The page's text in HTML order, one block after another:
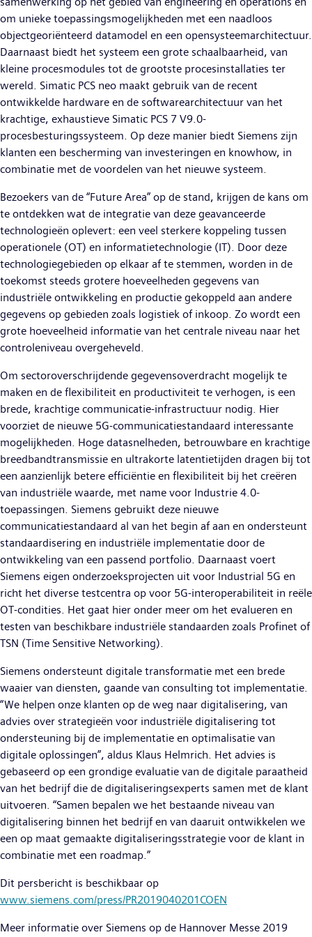
om unieke toepassingsmogelijkheden met een naadloos
objectgeoriënteerd datamodel en een opensysteemarchitectuur.
Daarnaast biedt het systeem een grote schaalbaarheid, van
kleine procesmodules tot de grootste procesinstallaties ter
wereld. Simatic PCS neo maakt gebruik van de recent
ontwikkelde hardware en de softwarearchitectuur van het
krachtige, exhaustieve Simatic PCS 7 V9.0-
procesbesturingssysteem. Op deze manier biedt Siemens zijn
klanten een bescherming van investeringen en knowhow, in
combinatie met de voordelen van het nieuwe systeem.
Bezoekers van de “Future Area” op de stand, krijgen de kans om
te ontdekken wat de integratie van deze geavanceerde
technologieën oplevert: een veel sterkere koppeling tussen
operationele (OT) en informatietechnologie (IT). Door deze
technologiegebieden op elkaar af te stemmen, worden in de
toekomst steeds grotere hoeveelheden gegevens van
industriële ontwikkeling en productie gekoppeld aan andere
gegevens op gebieden zoals logistiek of inkoop. Zo wordt een
grote hoeveelheid informatie van het centrale niveau naar het
controleniveau overgeheveld.
Om sectoroverschrijdende gegevensoverdracht mogelijk te
maken en de flexibiliteit en productiviteit te verhogen, is een
brede, krachtige communicatie-infrastructuur nodig. Hier
voorziet de nieuwe 5G-communicatiestandaard interessante
mogelijkheden. Hoge datasnelheden, betrouwbare en krachtige
breedbandtransmissie en ultrakorte latentietijden dragen bij tot
een aanzienlijk betere efficiëntie en flexibiliteit bij het creëren
van industriële waarde, met name voor Industrie 4.0-
toepassingen. Siemens gebruikt deze nieuwe
communicatiestandaard al van het begin af aan en ondersteunt
standaardisering en industriële implementatie door de
ontwikkeling van een passend portfolio. Daarnaast voert
Siemens eigen onderzoeksprojecten uit voor Industrial 5G en
richt het diverse testcentra op voor 5G-interoperabiliteit in reële
OT-condities. Het gaat hier onder meer om het evalueren en
testen van beschikbare industriële standaarden zoals Profinet of
TSN (Time Sensitive Networking).
Siemens ondersteunt digitale transformatie met een brede
waaier van diensten, gaande van consulting tot implementatie.
“We helpen onze klanten op de weg naar digitalisering, van
advies over strategieën voor industriële digitalisering tot
ondersteuning bij de implementatie en optimalisatie van
digitale oplossingen”, aldus Klaus Helmrich. Het advies is
gebaseerd op een grondige evaluatie van de digitale paraatheid
van het bedrijf die de digitaliseringsexperts samen met de klant
uitvoeren. “Samen bepalen we het bestaande niveau van
digitalisering binnen het bedrijf en van daaruit ontwikkelen we
een op maat gemaakte digitaliseringsstrategie voor de klant in
combinatie met een roadmap.”
Dit persbericht is beschikbaar op
www.siemens.com/press/PR2019040201COEN
Meer informatie over Siemens op de Hannover Messe 2019